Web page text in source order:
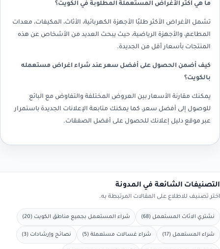
ما هي أكثر الأغراض المستعملة المطلوبة في الكويت؟
تشمل الأغراض الأكثر طلبًا الأجهزة الكهربائية، الأثاث، المكيفات، معدات
المطاعم، والأجهزة الرياضية، حيث يبحث العديد من الأشخاص عن هذه
المنتجات بأسعار أقل من الجديدة.
كيف أضمن الحصول على أفضل سعر عند شراء اغراض مستعمله
بالكويت؟
يمكنك مقارنة الأسعار بين العروض المختلفة والتفاوض مع البائع
للوصول إلى أفضل سعر، كما يمكنك متابعة الإعلانات الجديدة باستمرار
عبر موقع دليل إعلانك للحصول على أفضل الصفقات.
التصنيفات الشائعة في المدونة
اختر تصنيف للاطلاع على المقالات المرتبطة به.
نشتري الاثاث المستعمل (68) شراء المستعمل بجميع مناطق الكويت (20)
شراء المستعمل (17) شراء غسالات مستعملة (5) نصائح وإرشادات (3)